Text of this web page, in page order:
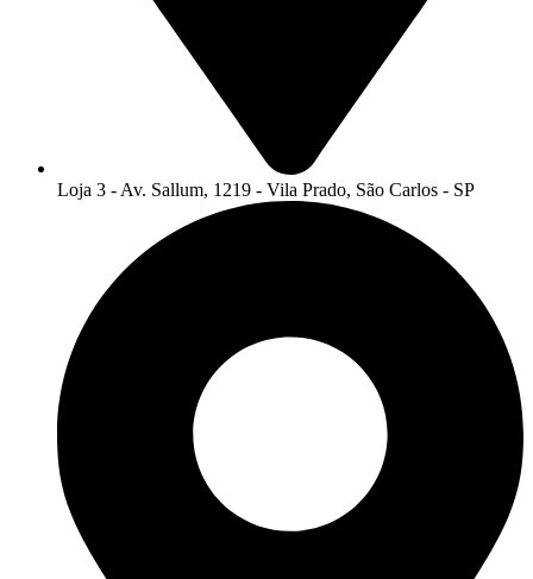
Loja 3 - Av. Sallum, 1219 - Vila Prado, São Carlos - SP